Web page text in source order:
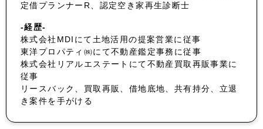
定借プランナーR、認定空き家再生診断士
-経歴-
株式会社MDIにて土地活用の提案営業に従事
東洋プロパティ㈱にて不動産鑑定事務に従事
株式会社リアルエステートにて不動産買取再販事業に
従事
リースバック、買取再販、借地底地、共有持分、立退
き案件を手がける